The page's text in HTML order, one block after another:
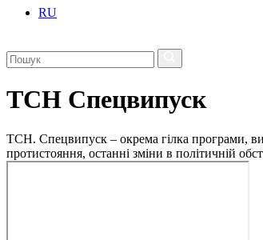
RU
ТСН Спецвипуск
ТСН. Спецвипуск – окрема гілка програми,
протистояння, останні зміни в політичній